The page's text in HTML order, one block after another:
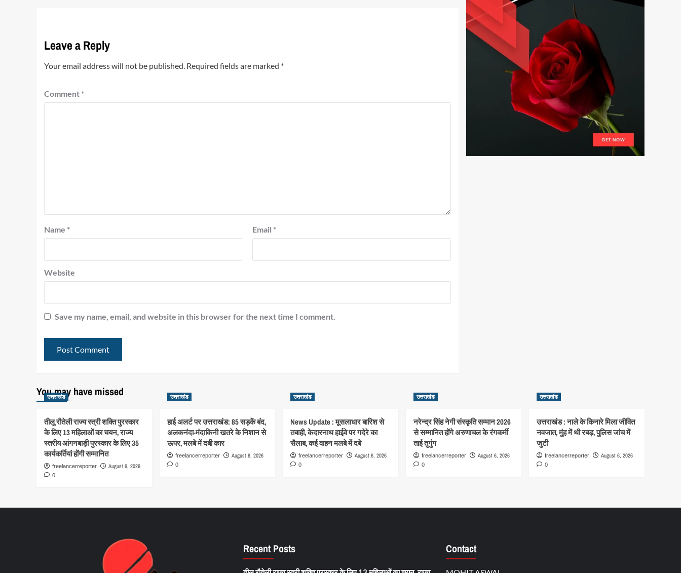
Leave a Reply
Your email address will not be published. Required fields are marked *
Comment *
Name * Email *
Website
Save my name, email, and website in this browser for the next time I comment.
You may have missed
उत्तराखंड
तीलू रौतेली राज्य स्त्री शक्ति पुरस्कार
के लिए 13 महिलाओं का चयन, राज्य
स्तरीय आंगनबाड़ी पुरस्कार के लिए 35
कार्यकर्तियां होंगी सम्मानित
freelancerreporter August 6, 2026
0
उत्तराखंड
हाई अलर्ट पर उत्तराखंड: 85 सड़कें बंद,
अलकनंदा-मंदाकिनी खतरे के निशान से
ऊपर, मलबे में दबी कार
freelancerreporter August 6, 2026
0
उत्तराखंड
News Update : मूसलाधार बारिश से
तबाही, केदारनाथ हाईवे पर गदेरे का
सैलाब, कई वाहन मलबे में दबे
freelancerreporter August 6, 2026
0
उत्तराखंड
नरेन्द्र सिंह नेगी संस्कृति सम्मान 2026
से सम्मानित होंगे अरुणाचल के रंगकर्मी
ताई तुगुंग
freelancerreporter August 6, 2026
0
उत्तराखंड
उत्तराखंड : नाले के किनारे मिला जीवित
नवजात, मुंह में थी रबड़, पुलिस जांच में
जुटी
freelancerreporter August 6, 2026
0
Recent Posts Contact